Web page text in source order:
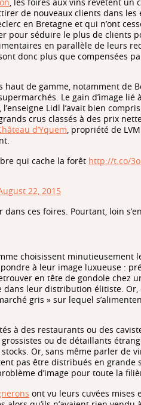
de nouveaux clients dans les
en Bretagne et qui n’ont
pour séduire le plus de clients
en parallèle de leurs
donc plus que compensées
de gamme, notamment de
Le gain d’image lié
Lidl l’avait bien
crus classés à des prix
d’Yquem , propriété de
qui cache la forêt http://t.co/
22, 2015
ces foires. Pourtant, loin
choisissent minutieusement
à leur image luxueuse :
en tête de gondole chez
dans leur distribution élitiste.
gris » sur lequel
à des restaurants ou des
ou de détaillants
Or, sans même parler de
pas être distribués en grande
d’image pour toute la
ont vu leurs cuvées mises